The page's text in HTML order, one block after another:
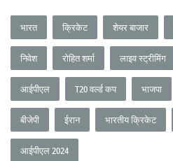
भारत क्रिकेट शेयर बाजार
निवेश रोहित शर्मा लाइव स्ट्रीमिंग
आईपीएल T20 वर्ल्ड कप भाजपा
बीजेपी ईरान भारतीय क्रिकेट
आईपीएल 2024